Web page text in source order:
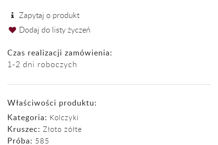
Zapytaj o produkt
Dodaj do listy życzeń
Czas realizacji zamówienia:
1-2 dni roboczych
Właściwości produktu:
Kategoria: Kolczyki
Kruszec: Złoto żółte
Próba: 585